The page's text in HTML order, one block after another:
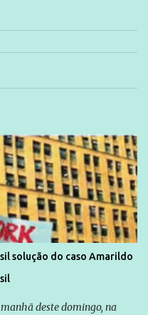
solução do caso Amarildo
deste domingo, na